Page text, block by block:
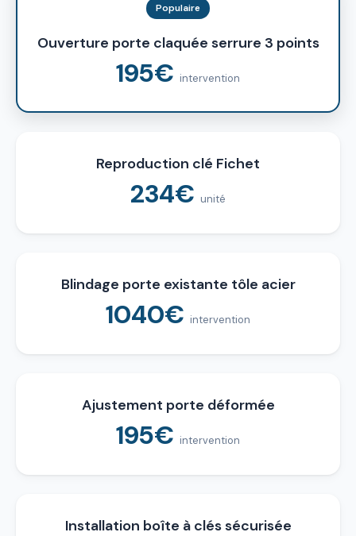
Populaire
Ouverture porte claquée serrure 3 points
195€ intervention
Reproduction clé Fichet
234€ unité
Blindage porte existante tôle acier
1040€ intervention
Ajustement porte déformée
195€ intervention
Installation boîte à clés sécurisée